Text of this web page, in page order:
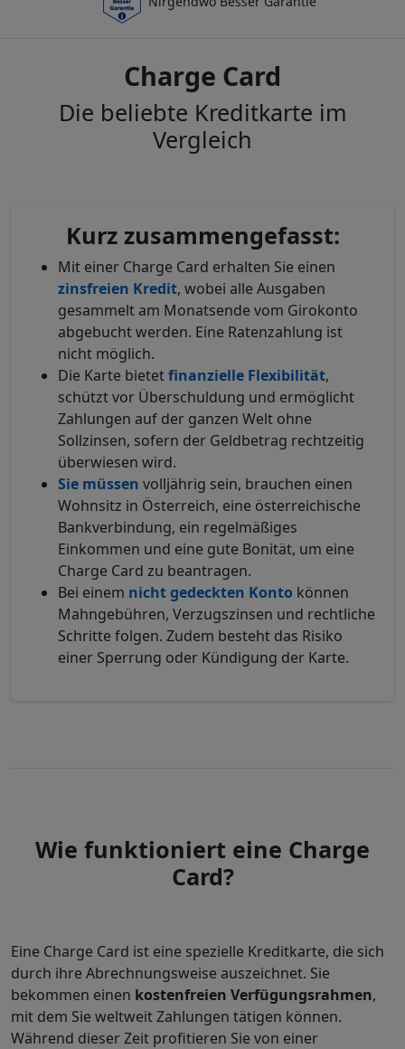
Charge Card
Die beliebte Kreditkarte im
Vergleich
Kurz zusammengefasst:
Mit einer Charge Card erhalten Sie einen
zinsfreien Kredit, wobei alle Ausgaben
gesammelt am Monatsende vom Girokonto
abgebucht werden. Eine Ratenzahlung ist
nicht möglich.
Die Karte bietetfinanzielle Flexibilität,
schützt vor Überschuldung und ermöglicht
Zahlungen auf der ganzen Welt ohne
Sollzinsen, sofern der Geldbetrag rechtzeitig
überwiesen wird.
Sie müssen volljährig sein, brauchen einen
Wohnsitz in Österreich, eine österreichische
Bankverbindung, ein regelmäßiges
Einkommen und eine gute Bonität, um eine
Charge Card zu beantragen.
Bei einem nicht gedeckten Konto können
Mahngebühren, Verzugszinsen und rechtliche
Schritte folgen. Zudem besteht das Risiko
einer Sperrung oder Kündigung der Karte.
Wie funktioniert eine Charge
Card?
Eine Charge Card ist eine spezielle Kreditkarte, die sich
durch ihre Abrechnungsweise auszeichnet. Sie
bekommen einen kostenfreien Verfügungsrahmen,
mit dem Sie weltweit Zahlungen tätigen können.
Während dieser Zeit profitieren Sie von einer